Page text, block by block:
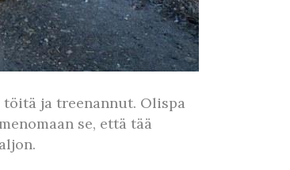
ja treenannut. Olispa
se, että tää